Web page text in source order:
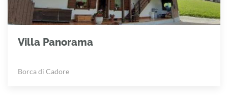
Villa Panorama
Borca di Cadore